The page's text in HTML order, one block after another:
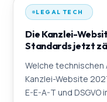
LEGAL TECH
Die Kanzlei-
Standards jetzt
Welche
Kanzlei-Website
E-E-A-T und DSGVO